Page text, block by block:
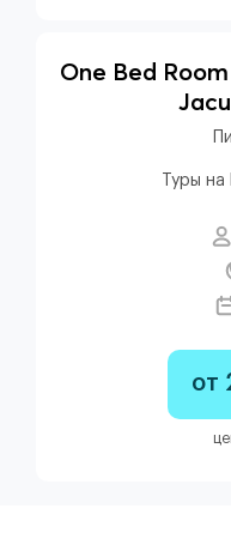
One Bed
Туры
от